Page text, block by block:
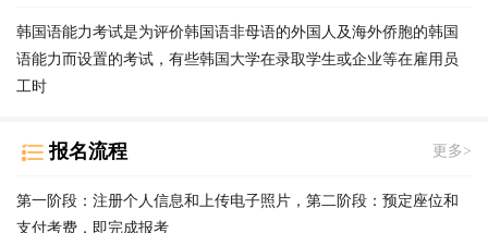
韩国语能力考试是为评价韩国语非母语的外国人及海外侨胞的韩国
语能力而设置的考试，有些韩国大学在录取学生或企业等在雇用员
工时
报名流程 更多>
第一阶段：注册个人信息和上传电子照片，第二阶段：预定座位和
支付考费，即完成报考